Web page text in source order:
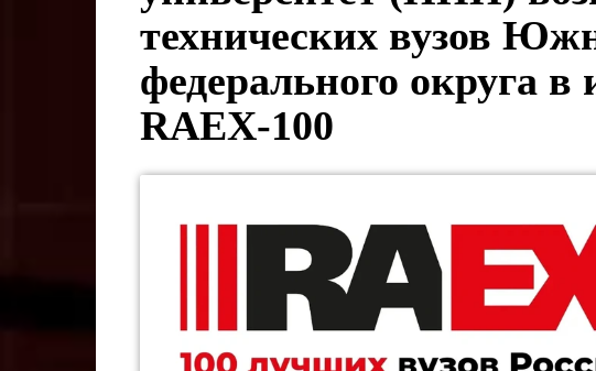
технических вузов
федерального округа в
RAEX-100